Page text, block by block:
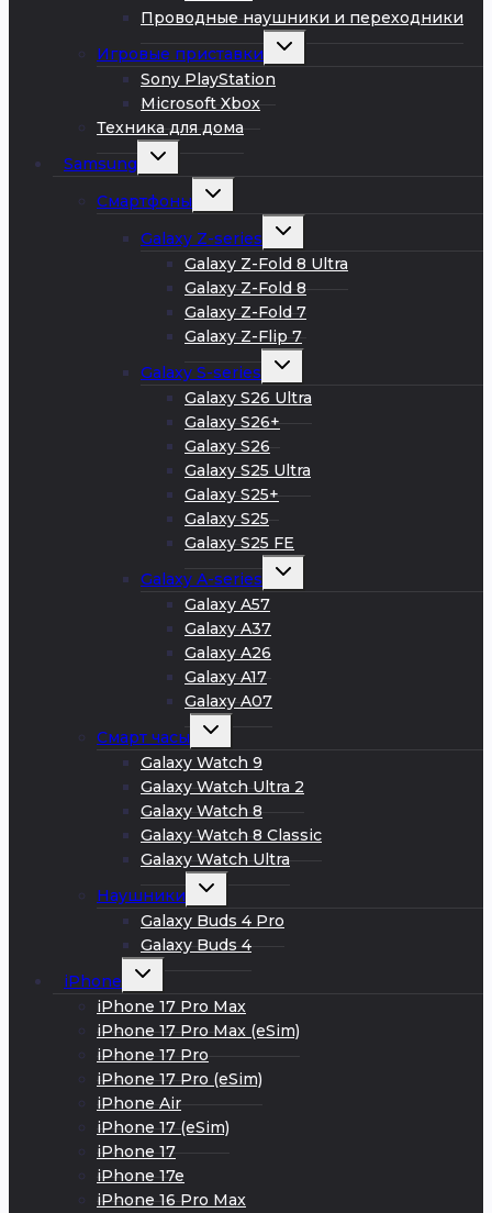
Проводные наушники и переходники
Игровые приставки
Развернуть
меню
Sony PlayStation
Microsoft Xbox
Техника для дома
Samsung
Развернуть
Смартфоны
Развернуть
Galaxy Z-series
Развернуть
меню
Galaxy Z-Fold 8 Ultra
Galaxy Z-Fold 8
Galaxy Z-Fold 7
Galaxy Z-Flip 7
Galaxy S-series
Развернуть
меню
Galaxy S26 Ultra
Galaxy S26+
Galaxy S26
Galaxy S25 Ultra
Galaxy S25+
Galaxy S25
Galaxy S25 FE
Galaxy A-series
Развернуть
меню
Galaxy A57
Galaxy A37
Galaxy A26
Galaxy A17
Galaxy A07
Смарт часы
Развернуть
меню
Galaxy Watch 9
Galaxy Watch Ultra 2
Galaxy Watch 8
Galaxy Watch 8 Classic
Galaxy Watch Ultra
Наушники
Развернуть
меню
Galaxy Buds 4 Pro
Galaxy Buds 4
iPhone
Развернуть
меню
iPhone 17 Pro Max
iPhone 17 Pro Max (eSim)
iPhone 17 Pro
iPhone 17 Pro (eSim)
iPhone Air
iPhone 17 (eSim)
iPhone 17
iPhone 17e
iPhone 16 Pro Max